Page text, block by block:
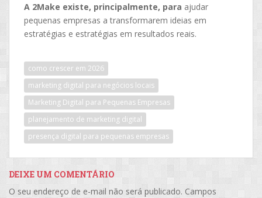
A 2Make existe, principalmente, para ajudar
pequenas empresas a transformarem ideias em
estratégias e estratégias em resultados reais.
como crescer em 2026
marketing digital para negócios locais
Marketing Digital para Pequenas Empresas
planejamento de marketing digital
presença digital para pequenas empresas
DEIXE UM COMENTÁRIO
O seu endereço de e-mail não será publicado. Campos